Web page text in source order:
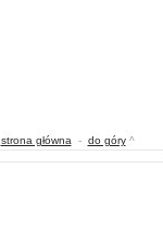
strona główna - do góry^